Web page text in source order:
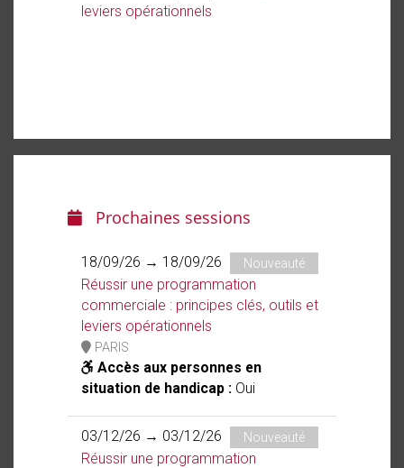
leviers opérationnels
Prochaines sessions
18/09/26 → 18/09/26 Nouveauté
Réussir une programmation
commerciale : principes clés, outils et
leviers opérationnels
PARIS
Accès aux personnes en
situation de handicap : Oui
03/12/26 → 03/12/26 Nouveauté
Réussir une programmation